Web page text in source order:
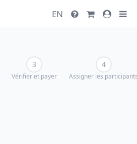
EN
3
Vérifier et payer
4
Assigner les